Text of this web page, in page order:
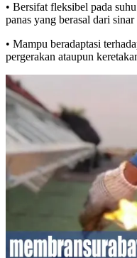
• Bersifat fleksibel pada
panas yang berasal dari sinar
• Mampu beradaptasi
pergerakan ataupun